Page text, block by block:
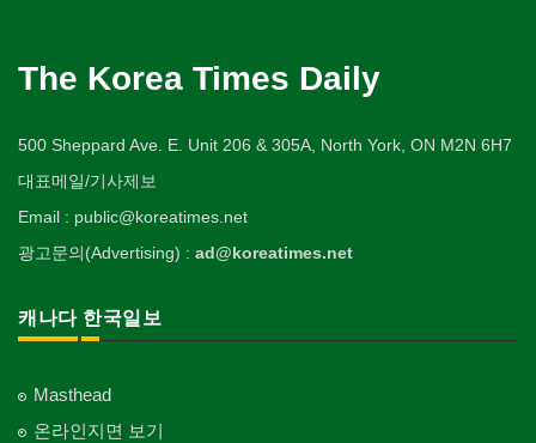
The Korea Times Daily
500 Sheppard Ave. E. Unit 206 & 305A, North York, ON M2N 6H7
대표메일/기사제보
Email : public@koreatimes.net
광고문의(Advertising) : ad@koreatimes.net
캐나다 한국일보
Masthead
온라인지면 보기